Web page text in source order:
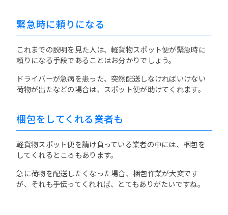
緊急時に頼りになる
これまでの説明を見た人は、軽貨物スポット便が緊急時に
頼りになる手段であることはお分かりでしょう。
ドライバーが急病を患った、突然配送しなければいけない
荷物が出たなどの場合は、スポット便が助けてくれます。
梱包をしてくれる業者も
軽貨物スポット便を請け負っている業者の中には、梱包を
してくれるところもあります。
急に荷物を配送したくなった場合、梱包作業が大変です
が、それも手伝ってくれれば、とてもありがたいですね。